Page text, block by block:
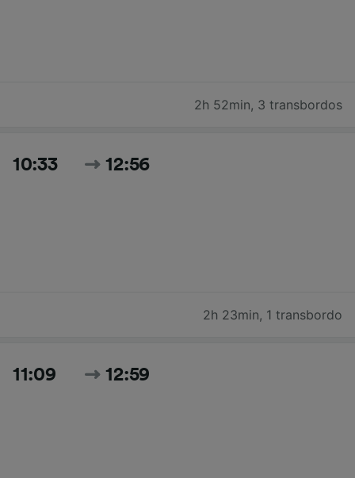
2h 52min, 3 transbordos
10:33 12:56
2h 23min, 1 transbordo
11:09 12:59